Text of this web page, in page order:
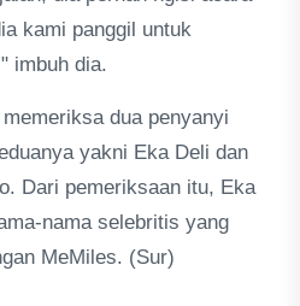
kami panggil untuk
imbuh dia.
dua penyanyi
yakni Eka Deli dan
Dari pemeriksaan itu, Eka
nama selebritis yang
MeMiles. (Sur)